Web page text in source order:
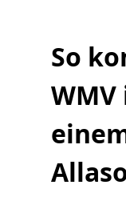
So
WMV